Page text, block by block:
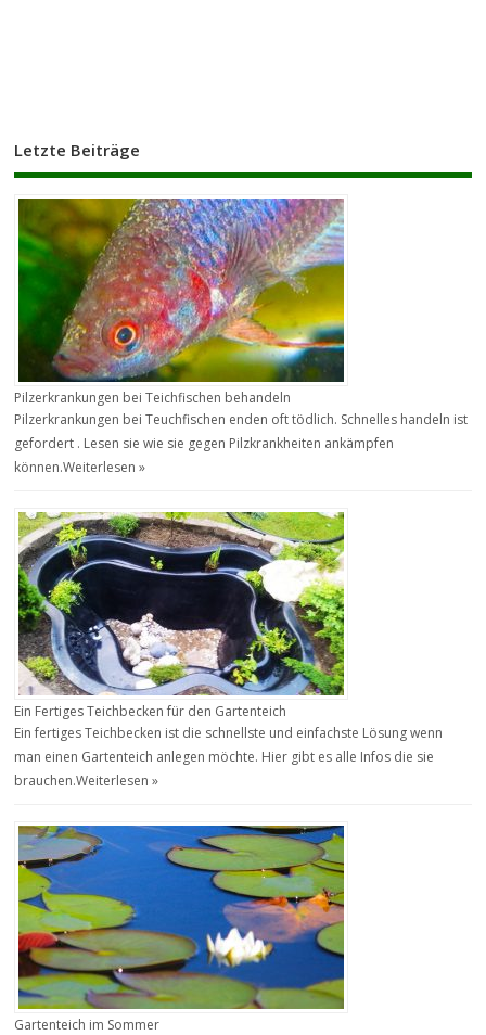
Letzte Beiträge
Pilzerkrankungen bei Teichfischen behandeln
Pilzerkrankungen bei Teuchfischen enden oft tödlich. Schnelles handeln ist
gefordert . Lesen sie wie sie gegen Pilzkrankheiten ankämpfen
können.Weiterlesen »
Ein Fertiges Teichbecken für den Gartenteich
Ein fertiges Teichbecken ist die schnellste und einfachste Lösung wenn
man einen Gartenteich anlegen möchte. Hier gibt es alle Infos die sie
brauchen.Weiterlesen »
Gartenteich im Sommer